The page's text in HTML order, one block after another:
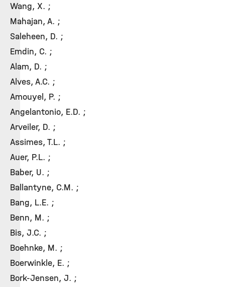
Wang, X. ;
Mahajan, A. ;
Saleheen, D. ;
Emdin, C. ;
Alam, D. ;
Alves, A.C. ;
Amouyel, P. ;
Angelantonio, E.D. ;
Arveiler, D. ;
Assimes, T.L. ;
Auer, P.L. ;
Baber, U. ;
Ballantyne, C.M. ;
Bang, L.E. ;
Benn, M. ;
Bis, J.C. ;
Boehnke, M. ;
Boerwinkle, E. ;
Bork-Jensen, J. ;